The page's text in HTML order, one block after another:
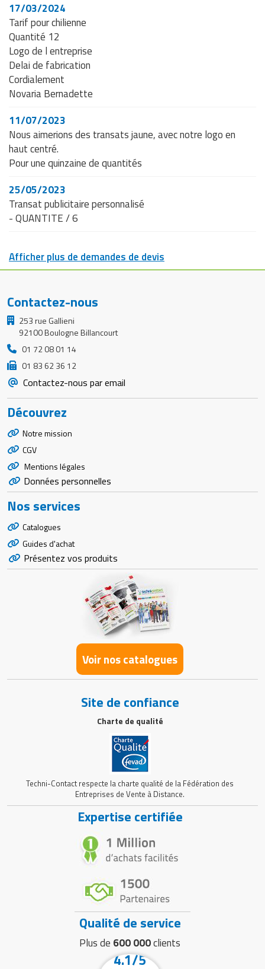
17/03/2024
Tarif pour chilienne
Quantité 12
Logo de l entreprise
Delai de fabrication
Cordialement
Novaria Bernadette
11/07/2023
Nous aimerions des transats jaune, avec notre logo en
haut centré.
Pour une quinzaine de quantités
25/05/2023
Transat publicitaire personnalisé
- QUANTITE / 6
Afficher plus de demandes de devis
Contactez-nous
253 rue Gallieni
92100 Boulogne Billancourt
01 72 08 01 14
01 83 62 36 12
Contactez-nous par email
Découvrez
Notre mission
CGV
Mentions légales
Données personnelles
Nos services
Catalogues
Guides d'achat
Présentez vos produits
Voir nos catalogues
Site de confiance
Charte de qualité
Techni-Contact respecte la charte qualité de la Fédération des
Entreprises de Vente à Distance.
Expertise certifiée
Qualité de service
Plus de 600 000clients
4.1/5